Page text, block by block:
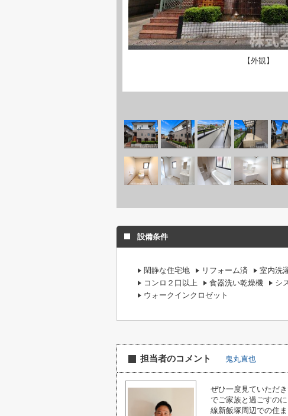
【外観】
設備条件
閑静な住宅地 リフォーム済 室内洗
コンロ２口以上
食器洗い乾燥機 シ
ウォークインクロゼット
担当者のコメント 鬼丸直也
ぜひ一度見ていただ
でご家族と過ごすの
線新飯塚周辺での住